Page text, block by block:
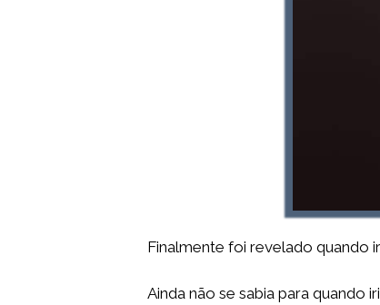
Finalmente foi revelado quando
Ainda não se sabia para quando